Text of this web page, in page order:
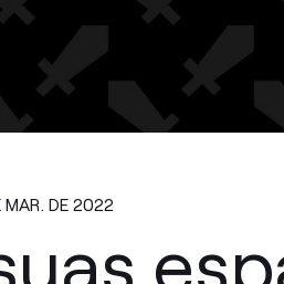
MAR. DE 2022